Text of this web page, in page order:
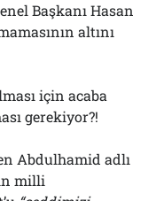
Başkanı Hasan
altını
için acaba
gerekiyor?!
Abdulhamid adlı
milli